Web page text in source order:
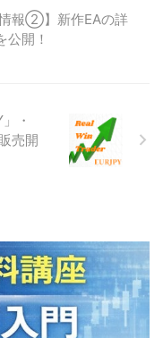
情報②】新作EAの詳
公開！
・
売開